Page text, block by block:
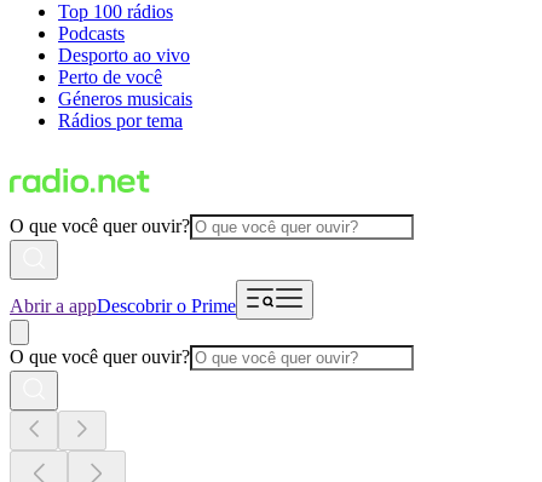
Top 100 rádios
Podcasts
Desporto ao vivo
Perto de você
Géneros musicais
Rádios por tema
O que você quer ouvir?
Abrir a appDescobrir o Prime
O que você quer ouvir?